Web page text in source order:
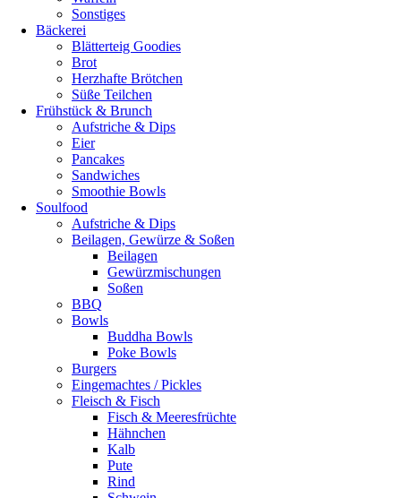
Sonstiges
Bäckerei
Blätterteig Goodies
Brot
Herzhafte Brötchen
Süße Teilchen
Frühstück & Brunch
Aufstriche & Dips
Eier
Pancakes
Sandwiches
Smoothie Bowls
Soulfood
Aufstriche & Dips
Beilagen, Gewürze & Soßen
Beilagen
Gewürzmischungen
Soßen
BBQ
Bowls
Buddha Bowls
Poke Bowls
Burgers
Eingemachtes / Pickles
Fleisch & Fisch
Fisch & Meeresfrüchte
Hähnchen
Kalb
Pute
Rind